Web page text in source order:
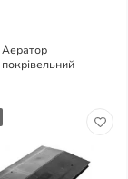
Аератор
покрівельний